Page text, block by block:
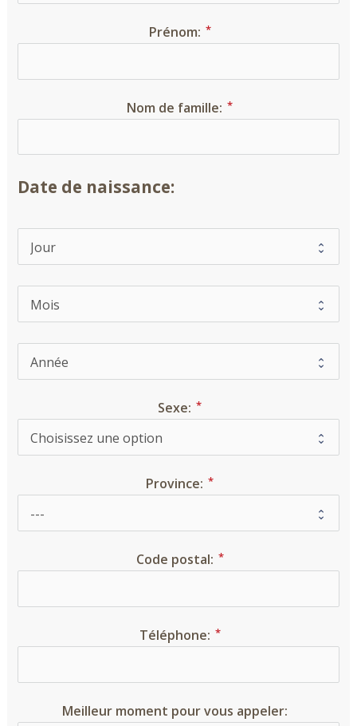
Prénom:
Nom de famille:
Date de naissance:
Sexe:
Province:
Code postal:
Téléphone:
Meilleur moment pour vous appeler: